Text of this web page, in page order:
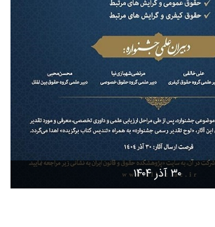
۳۰ آذر ۱۴۰۴